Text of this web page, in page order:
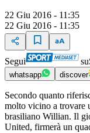
22 Giu 2016 - 11:35
22 Giu 2016 - 11:35
Segui su
whatsapp discover
Secondo quanto
molto vicino a trovare
brasiliano Willian. Il
United, firmerà un